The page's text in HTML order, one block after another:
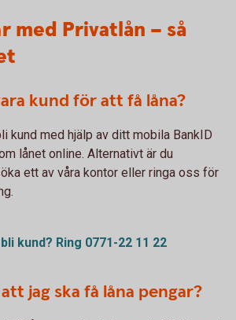
med Privatlån – så
kund för att få låna?
kund med hjälp av ditt mobila BankID
lånet online. Alternativt är du
ett av våra kontor eller ringa oss för
kund? Ring 0771-22 11 22
jag ska få låna pengar?